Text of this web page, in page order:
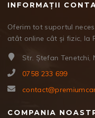
INFORMAȚII
Oferim tot suportul
atât online cât și fizic, la
Str. Ștefan Tenetchi,
0758 233 699
COMPANIA